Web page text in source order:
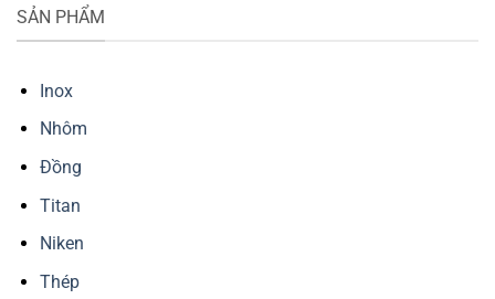
SẢN PHẨM
Inox
Nhôm
Đồng
Titan
Niken
Thép